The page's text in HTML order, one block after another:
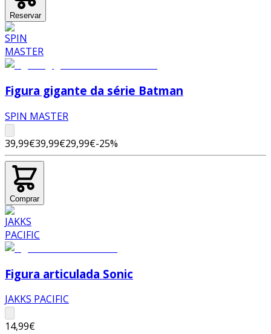
Reservar
Figura gigante da série Batman
SPIN MASTER
39,99€39,99€29,99€-25%
Comprar
Figura articulada Sonic
JAKKS PACIFIC
14,99€